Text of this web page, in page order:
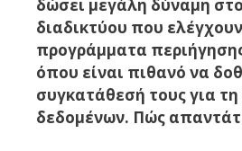
δώσει μεγάλη δύναμη
διαδικτύου που
προγράμματα
όπου είναι πιθανό να
συγκατάθεσή τους για
δεδομένων. Πώς